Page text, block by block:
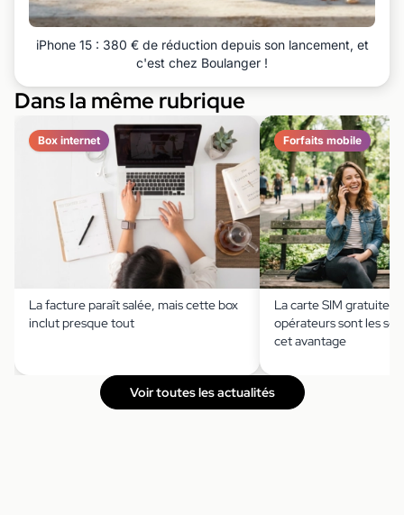
iPhone 15 : 380 € de réduction depuis son lancement, et
c'est chez Boulanger !
Dans la même rubrique
Box internet
La facture paraît salée, mais cette box
inclut presque tout
Forfaits mobile
La carte SIM gratuite ?
opérateurs sont les
cet avantage
Voir toutes les actualités